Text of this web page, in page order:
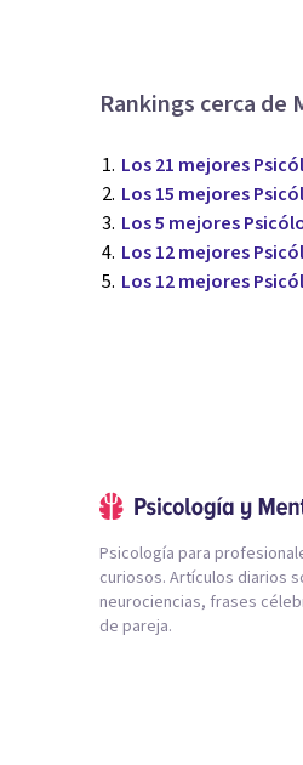
Rankings cerca de
Los 21 mejores
Los 15 mejores
Los 5 mejores
Los 12 mejores
Los 12 mejores
Psicología para
curiosos. Artículos diarios
neurociencias, frases
de pareja.